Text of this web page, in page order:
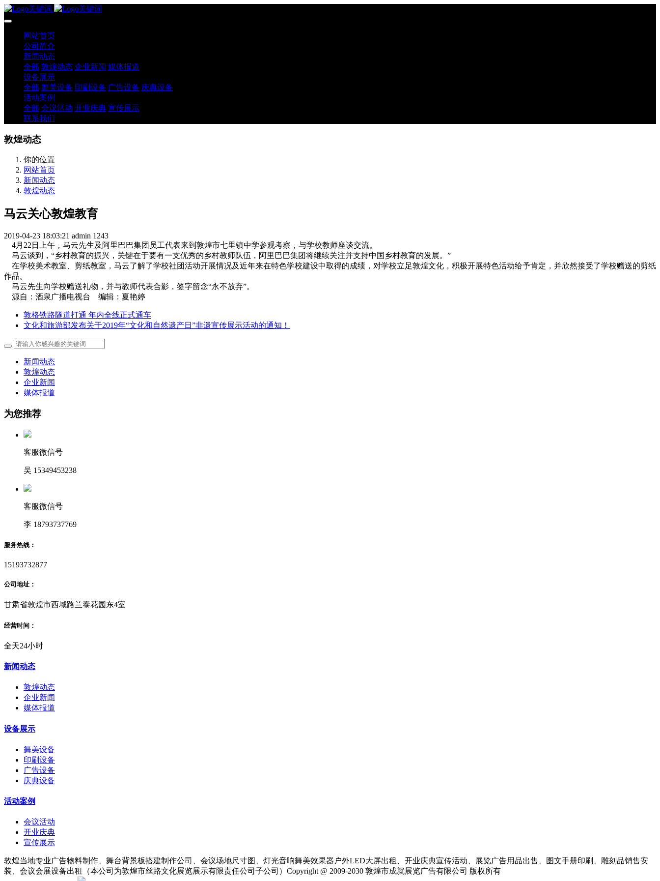
网站首页
公司简介
新闻动态
全部 敦煌动态 企业新闻 媒体报道
设备展示
全部 舞美设备 印刷设备 广告设备 庆典设备
活动案例
全部 会议活动 开业庆典 宣传展示
联系我们
敦煌动态
你的位置
网站首页
新闻动态
敦煌动态
马云关心敦煌教育
2019-04-23 18:03:21 admin 1243
4月22日上午，马云先生及阿里巴巴集团员工代表来到敦煌市七里镇中学参观考察，与学校教师座谈交流。
马云谈到，“乡村教育的振兴，关键在于要有一支优秀的乡村教师队伍，阿里巴巴集团将继续关注并支持中国乡村教育的发展。”
在学校美术教室、剪纸教室，马云了解了学校社团活动开展情况及近年来在特色学校建设中取得的成绩，对学校立足敦煌文化，积极开展特色活动给予肯定，并欣然接受了学校赠送的剪纸
作品。
马云先生向学校赠送礼物，并与教师代表合影，签字留念“永不放弃”。
源自：酒泉广播电视台 编辑：夏艳婷
敦格铁路隧道打通 年内全线正式通车
文化和旅游部发布关于2019年“文化和自然遗产日”非遗宣传展示活动的通知！
新闻动态
敦煌动态
企业新闻
媒体报道
为您推荐
客服微信号
吴 15349453238
客服微信号
李 18793737769
服务热线：
15193732877
公司地址：
甘肃省敦煌市西域路兰泰花园东4室
经营时间：
全天24小时
新闻动态
敦煌动态
企业新闻
媒体报道
设备展示
舞美设备
印刷设备
广告设备
庆典设备
活动案例
会议活动
开业庆典
宣传展示
敦煌当地专业广告物料制作、舞台背景板搭建制作公司、会议场地尺寸图、灯光音响舞美效果器户外LED大屏出租、开业庆典宣传活动、展览广告用品出售、图文手册印刷、雕刻品销售安
装、会议会展设备出租（本公司为敦煌市丝路文化展览展示有限责任公司子公司）Copyright @ 2009-2030 敦煌市成就展览广告有限公司 版权所有